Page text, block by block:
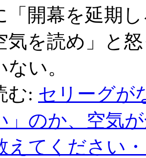
「開幕を延期
気を読め」と
い。
む: セリーグが
」のか、空気
えてください